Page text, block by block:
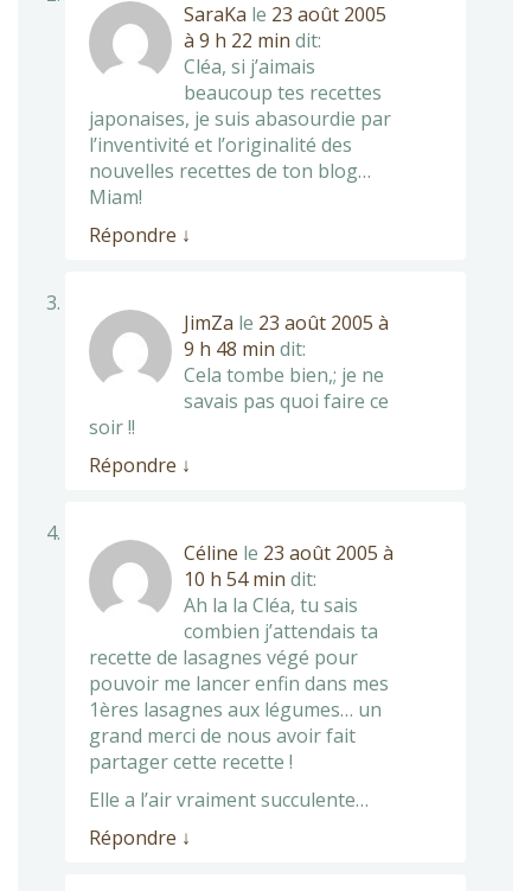
SaraKa le 23 août 2005
à 9 h 22 min dit:
Cléa, si j’aimais
beaucoup tes recettes
japonaises, je suis abasourdie par
l’inventivité et l’originalité des
nouvelles recettes de ton blog…
Miam!
Répondre ↓
JimZa le 23 août 2005 à
9 h 48 min dit:
Cela tombe bien,; je ne
savais pas quoi faire ce
soir !!
Répondre ↓
Céline le 23 août 2005 à
10 h 54 min dit:
Ah la la Cléa, tu sais
combien j’attendais ta
recette de lasagnes végé pour
pouvoir me lancer enfin dans mes
1ères lasagnes aux légumes… un
grand merci de nous avoir fait
partager cette recette !
Elle a l’air vraiment succulente…
Répondre ↓